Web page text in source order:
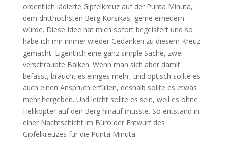
ordentlich lädierte Gipfelkreuz auf der Punta Minuta,
dem dritthöchsten Berg Korsikas, gerne erneuern
würde. Diese Idee hat mich sofort begeistert und so
habe ich mir immer wieder Gedanken zu diesem Kreuz
gemacht. Eigentlich eine ganz simple Sache, zwei
verschraubte Balken. Wenn man sich aber damit
befasst, braucht es einiges mehr, und optisch sollte es
auch einen Anspruch erfüllen, deshalb sollte es etwas
mehr hergeben. Und leicht sollte es sein, weil es ohne
Helikopter auf den Berg hinauf musste. So entstand in
einer Nachtschicht im Büro der Entwurf des
Gipfelkreuzes für die Punta Minuta.